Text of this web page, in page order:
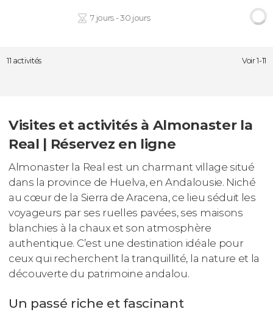
7 jours - 30 jours
11 activités Voir 1-11
Visites et activités à Almonaster la
Real | Réservez en ligne
Almonaster la Real est un charmant village situé
dans la province de Huelva, en Andalousie. Niché
au cœur de la Sierra de Aracena, ce lieu séduit les
voyageurs par ses ruelles pavées, ses maisons
blanchies à la chaux et son atmosphère
authentique. C’est une destination idéale pour
ceux qui recherchent la tranquillité, la nature et la
découverte du patrimoine andalou.
Un passé riche et fascinant